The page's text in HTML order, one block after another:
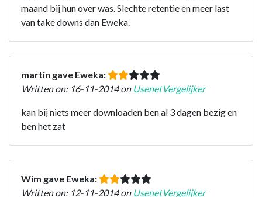
maand bij hun over was. Slechte retentie en meer last
van take downs dan Eweka.
martin gave Eweka:
Written on: 16-11-2014 on UsenetVergelijker
kan bij niets meer downloaden ben al 3 dagen bezig en
ben het zat
Wim gave Eweka:
Written on: 12-11-2014 on UsenetVergelijker